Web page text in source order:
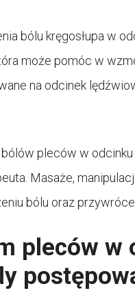
bólu kręgosłupa w
może pomóc w
na odcinek
pleców w
Masaże,
bólu oraz
pleców w